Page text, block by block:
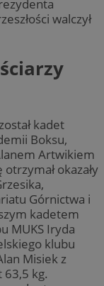
walczył
kadet
Boksu,
Artwikiem
okazały
Górnictwa i
kadetem
MUKS Iryda
klubu
Misiek z
63,5 kg.